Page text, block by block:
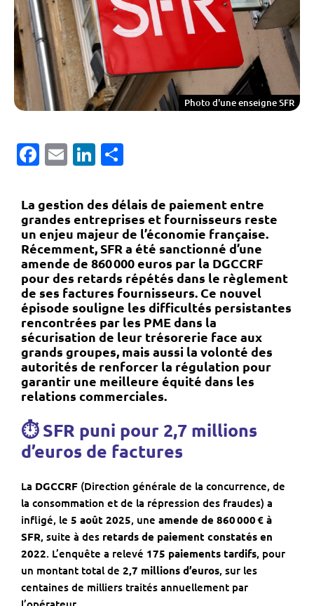
Photo d'une enseigne SFR
Facebook
EmailLinkedIn
La gestion des délais de paiement entre
grandes entreprises et fournisseurs reste
un enjeu majeur de l’économie française.
Récemment, SFR a été sanctionné d’une
amende de 860000 euros par la DGCCRF
pour des retards répétés dans le règlement
de ses factures fournisseurs. Ce nouvel
épisode souligne les difficultés persistantes
rencontrées par les PME dans la
sécurisation de leur trésorerie face aux
grands groupes, mais aussi la volonté des
autorités de renforcer la régulation pour
garantir une meilleure équité dans les
relations commerciales.
⏱ SFR puni pour 2,7 millions
d’euros de factures
La DGCCRF (Direction générale de la concurrence, de
la consommation et de la répression des fraudes) a
infligé, le 5 août 2025, une amende de 860000€ à
SFR, suite à des retards de paiement constatés en
2022. L’enquête a relevé 175 paiements tardifs, pour
un montant total de 2,7 millions d’euros, sur les
centaines de milliers traités annuellement par